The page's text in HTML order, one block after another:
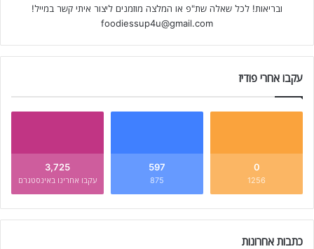
ובריאות! לכל שאלה שת"פ או המלצה מוזמנים ליצור איתי קשר במייל!
foodiessup4u@gmail.com
עקבו אחרי פודיז
0
1256
597
875
3,725
עקבו אחרינו באינסטגרם
כתבות אחרונות